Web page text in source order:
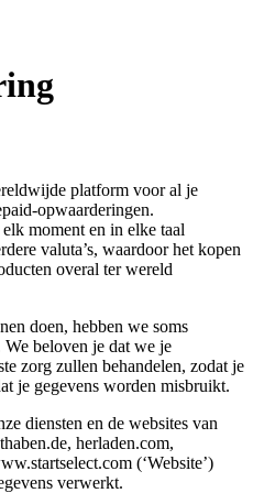
platform voor al je
opwaarderingen.
moment en in elke taal
valuta’s, waardoor het kopen
overal ter wereld
doen, hebben we soms
We beloven je dat we je
zorg zullen behandelen, zodat je
je gegevens worden misbruikt.
diensten en de websites van
herladen.com,
(‘Website’)
verwerkt.